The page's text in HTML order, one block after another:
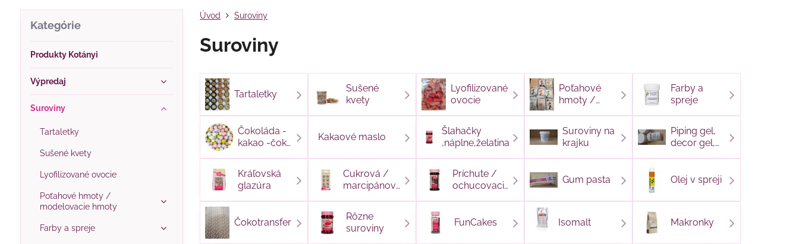
Úvod Suroviny
Suroviny
Tartaletky
Sušené
kvety
Lyofilizované
ovocie
Poťahové
hmoty /
Farby a
spreje
Čokoláda -
kakao -čoko
Kakaové maslo
Šlahačky
,náplne,želatina
Suroviny na
krajku
Piping gel,
decor gel,
Kráľovská
glazúra
Cukrová /
marcipánová
Príchute /
ochucovacie
Gum pasta Olej v spreji
Čokotransfer
Rôzne
suroviny
FunCakes Isomalt Makronky
Kategórie
Produkty Kotányi
Výpredaj
Suroviny
Tartaletky
Sušené kvety
Lyofilizované ovocie
Poťahové hmoty /
modelovacie hmoty
Farby a spreje